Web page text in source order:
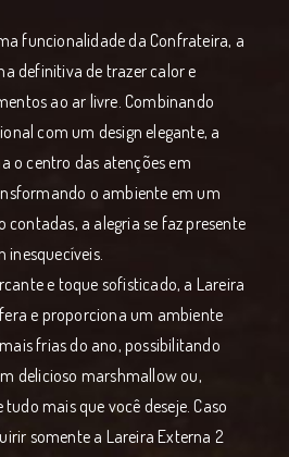
funcionalidade da Confrateira, a
definitiva de trazer calor e
ao ar livre. Combinando
com um design elegante, a
o centro das atenções em
o ambiente em um
contadas, a alegria se faz presente
inesquecíveis.
e toque sofisticado, a Lareira
e proporciona um ambiente
frias do ano, possibilitando
delicioso marshmallow ou,
mais que você deseje. Caso
somente a Lareira Externa 2